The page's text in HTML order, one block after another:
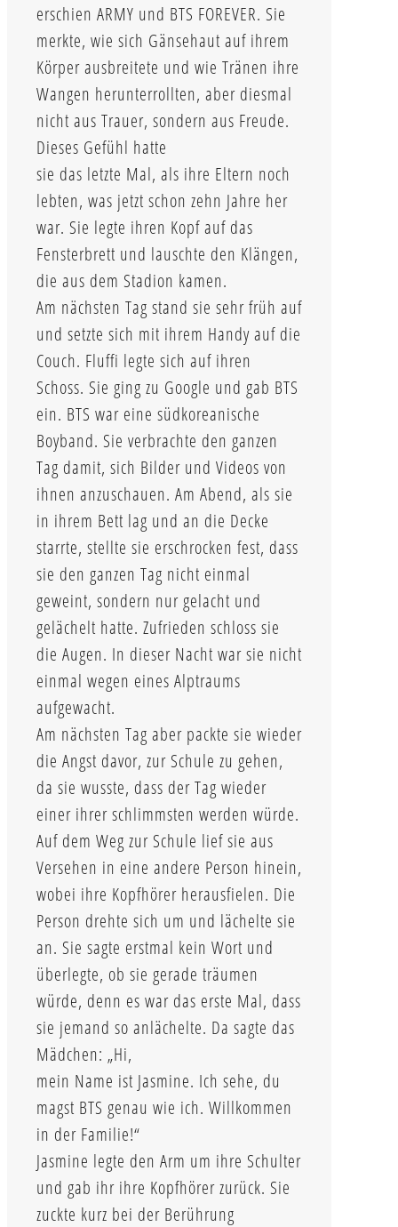
erschien ARMY und BTS FOREVER. Sie
merkte, wie sich Gänsehaut auf ihrem
Körper ausbreitete und wie Tränen ihre
Wangen herunterrollten, aber diesmal
nicht aus Trauer, sondern aus Freude.
Dieses Gefühl hatte
sie das letzte Mal, als ihre Eltern noch
lebten, was jetzt schon zehn Jahre her
war. Sie legte ihren Kopf auf das
Fensterbrett und lauschte den Klängen,
die aus dem Stadion kamen.
Am nächsten Tag stand sie sehr früh auf
und setzte sich mit ihrem Handy auf die
Couch. Fluffi legte sich auf ihren
Schoss. Sie ging zu Google und gab BTS
ein. BTS war eine südkoreanische
Boyband. Sie verbrachte den ganzen
Tag damit, sich Bilder und Videos von
ihnen anzuschauen. Am Abend, als sie
in ihrem Bett lag und an die Decke
starrte, stellte sie erschrocken fest, dass
sie den ganzen Tag nicht einmal
geweint, sondern nur gelacht und
gelächelt hatte. Zufrieden schloss sie
die Augen. In dieser Nacht war sie nicht
einmal wegen eines Alptraums
aufgewacht.
Am nächsten Tag aber packte sie wieder
die Angst davor, zur Schule zu gehen,
da sie wusste, dass der Tag wieder
einer ihrer schlimmsten werden würde.
Auf dem Weg zur Schule lief sie aus
Versehen in eine andere Person hinein,
wobei ihre Kopfhörer herausfielen. Die
Person drehte sich um und lächelte sie
an. Sie sagte erstmal kein Wort und
überlegte, ob sie gerade träumen
würde, denn es war das erste Mal, dass
sie jemand so anlächelte. Da sagte das
Mädchen: „Hi,
mein Name ist Jasmine. Ich sehe, du
magst BTS genau wie ich. Willkommen
in der Familie!“
Jasmine legte den Arm um ihre Schulter
und gab ihr ihre Kopfhörer zurück. Sie
zuckte kurz bei der Berührung